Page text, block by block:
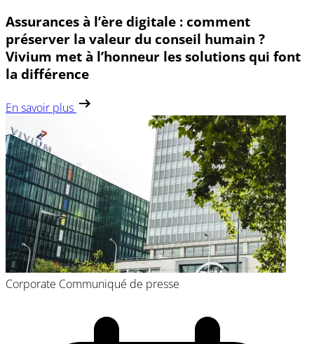
Assurances à l’ère digitale : comment
préserver la valeur du conseil humain ?
Vivium met à l’honneur les solutions qui font
la différence
En savoir plus
Corporate Communiqué de presse